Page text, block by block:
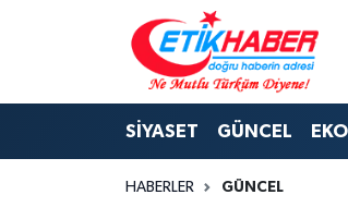
SİYASET GÜNCEL
HABERLER GÜNCEL
BİLİM-TEKNOLOJİ
DIŞ POLİTİKA
Nöbetçi Eczaneler
Hava Durumu
İstanbul Namaz Vakitleri